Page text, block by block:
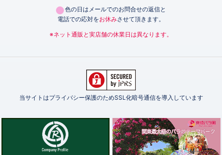
色の日はメールでのお問合せの返信と
電話での応対をお休みさせて頂きます。
※ネット通販と実店舗の休業日は異なります。
当サイトはプライバシー保護のためSSL化暗号通信を導入しています